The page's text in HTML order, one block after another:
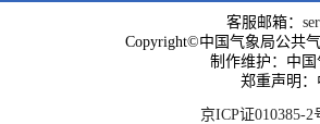
客服邮箱：
Copyright©中国气象局公共
制作维护：中
郑重声明
京ICP证010385-2